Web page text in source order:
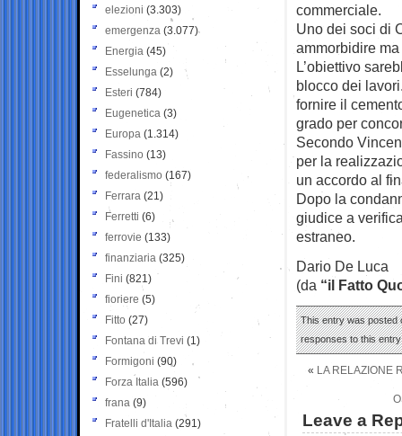
commerciale.
Uno dei soci di
ammorbidire
L’obiettivo
blocco dei
fornire il
grado per
Secondo
per la
un accordo al
Dopo la
giudice a
estraneo.
Dario De Luca
(da “il Fatto
This entry was posted
responses to this
« LA RELAZIONE
Leave a
elezioni (3.303)
emergenza (3.077)
Energia (45)
Esselunga (2)
Esteri (784)
Eugenetica (3)
Europa (1.314)
Fassino (13)
federalismo (167)
Ferrara (21)
Ferretti (6)
ferrovie (133)
finanziaria (325)
Fini (821)
fioriere (5)
Fitto (27)
Fontana di Trevi (1)
Formigoni (90)
Forza Italia (596)
frana (9)
Fratelli d'Italia (291)